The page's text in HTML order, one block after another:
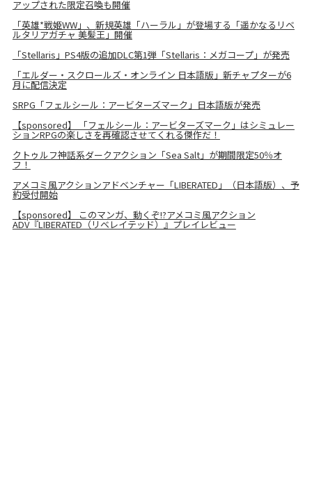
アップされた限定召喚も開催
「英雄*戦姫WW」、新規英雄「ハーラル」が登場する「遥かなるリベ
ルタリアガチャ 美髪王」開催
「Stellaris」PS4版の追加DLC第1弾「Stellaris：メガコープ」が発売
「エルダー・スクロールズ・オンライン 日本語版」新チャプターが6
月に配信決定
SRPG「フェルシール：アービターズマーク」日本語版が発売
【sponsored】 「フェルシール：アービターズマーク」はシミュレー
ションRPGの楽しさを再確認させてくれる傑作だ！
クトゥルフ神話系ダークアクション「Sea Salt」が期間限定50％オ
フ！
アメコミ風アクションアドベンチャー「LIBERATED」（日本語版）、予
約受付開始
【sponsored】 このマンガ、動くぞ!?アメコミ風アクション
ADV『LIBERATED（リベレイテッド）』プレイレビュー